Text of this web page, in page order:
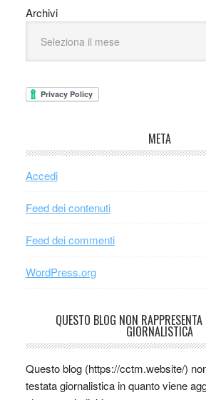
Archivi
META
Accedi
Feed dei contenuti
Feed dei commenti
WordPress.org
QUESTO BLOG NON
GIORNALISTICA
Questo blog (https://cctm.website/)
testata giornalistica in quanto viene